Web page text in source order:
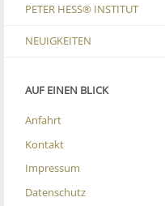
PETER HESS® INSTITUT
NEUIGKEITEN
AUF EINEN BLICK
Anfahrt
Kontakt
Impressum
Datenschutz